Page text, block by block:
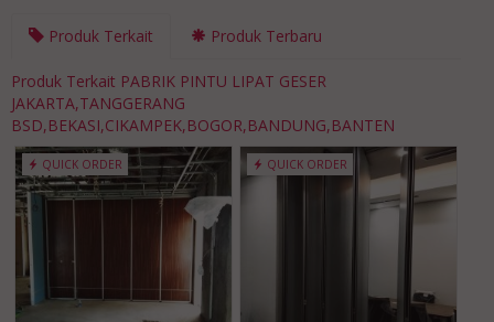
Produk Terkait Produk Terbaru
Produk Terkait PABRIK PINTU LIPAT GESER
JAKARTA,TANGGERANG
BSD,BEKASI,CIKAMPEK,BOGOR,BANDUNG,BANTEN
QUICK ORDER QUICK ORDER